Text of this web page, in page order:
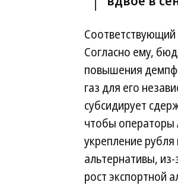
Соответствующий
Согласно ему,
повышения
газ для его
субсидирует
чтобы операторы
укрепление
альтернативы,
рост экспортной